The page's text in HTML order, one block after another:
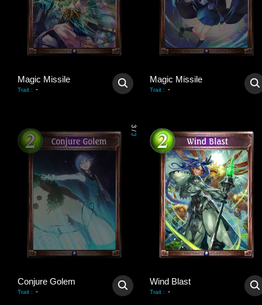
Magic Missile
Trait : -
Magic Missile
Trait : -
3
/
3
Conjure Golem
Trait : -
Wind Blast
Trait : -